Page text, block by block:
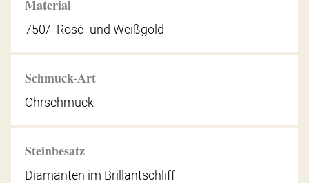
Material
750/- Rosé- und Weißgold
Schmuck-Art
Ohrschmuck
Steinbesatz
Diamanten im Brillantschliff